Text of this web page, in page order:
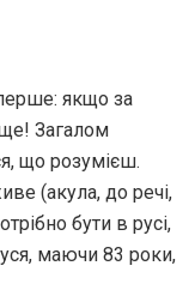
якщо за
Загалом
що розумієш.
(акула, до речі,
бути в русі,
маючи 83 роки,